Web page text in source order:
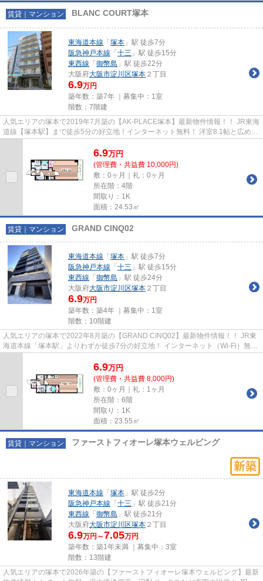
賃貸｜マンション BLANC COURT塚本
東海道本線 「 塚本 」駅 徒歩7分
阪急神戸本線 「 十三 」駅 徒歩15分
東西線 「 御幣島 」駅 徒歩22分
大阪府大阪市淀川区塚本 ２丁目
6.9万円
築年数：築7年 ｜募集中： 1室
階数：7階建
人気エリアの塚本で2019年7月築の【AK-PLACE塚本】最新物件情報！！ JR東海
道線【塚本駅】まで徒歩5分の好立地！インターネット無料！ 洋室8.1帖と広めの
6.9万円
(管理費・共益費 10,000円)
敷：0ヶ月｜礼：0ヶ月
所在階：4階
間取り：1K
面積：24.53㎡
賃貸｜マンション GRAND CINQ02
東海道本線 「 塚本 」駅 徒歩7分
阪急神戸本線 「 十三 」駅 徒歩15分
東西線 「 御幣島 」駅 徒歩24分
大阪府大阪市淀川区塚本 ２丁目
6.9万円
築年数：築4年 ｜募集中： 1室
階数：10階建
人気エリアの塚本で2022年8月築の【GRAND CINQ02】最新物件情報！！ JR東
海道本線「塚本駅」よりわずか徒歩7分の好立地！ インターネット（Wi-Fi）無料
6.9万円
(管理費・共益費 8,000円)
敷：0ヶ月｜礼：1ヶ月
所在階：6階
間取り：1K
面積：23.55㎡
賃貸｜マンション ファーストフィオーレ塚本ウェルビング
東海道本線 「 塚本 」駅 徒歩2分
阪急神戸本線 「 十三 」駅 徒歩21分
東西線 「 御幣島 」駅 徒歩21分
大阪府大阪市淀川区塚本 ２丁目
6.9万円～7.05万円
築年数：築1年未満 ｜募集中： 3室
階数：13階建
人気エリアの塚本で2026年築の【ファーストフィオーレ塚本ウェルビング】最新